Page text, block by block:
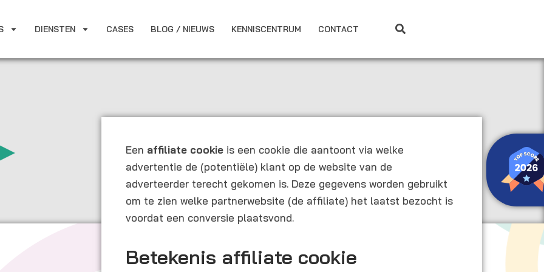
DIENSTEN CASES BLOG / NIEUWS KENNISCENTRUM CONTACT
Een affiliate cookie is een cookie die aantoont via welke
advertentie de (potentiële) klant op de website van de
adverteerder terecht gekomen is. Deze gegevens worden gebruikt
om te zien welke partnerwebsite (de affiliate) het laatst bezocht is
voordat een conversie plaatsvond.
Betekenis affiliate cookie